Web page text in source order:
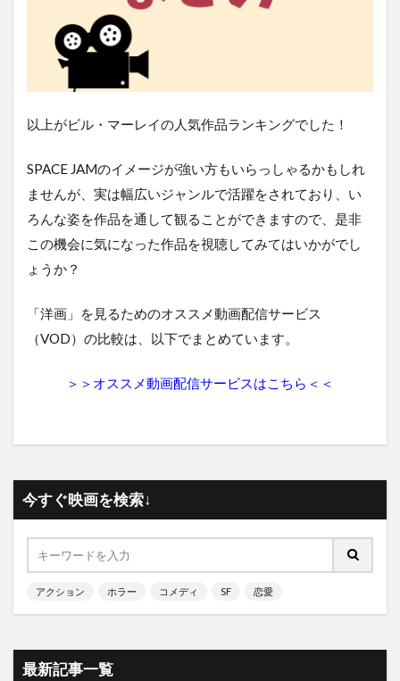
以上がビル・マーレイの人気作品ランキングでした！
SPACE JAMのイメージが強い方もいらっしゃるかもしれ
ませんが、実は幅広いジャンルで活躍をされており、い
ろんな姿を作品を通して観ることができますので、是非
この機会に気になった作品を視聴してみてはいかがでし
ょうか？
「洋画」を見るためのオススメ動画配信サービス
（VOD）の比較は、以下でまとめています。
＞＞オススメ動画配信サービスはこちら＜＜
今すぐ映画を検索↓
アクション ホラー コメディ SF 恋愛
最新記事一覧